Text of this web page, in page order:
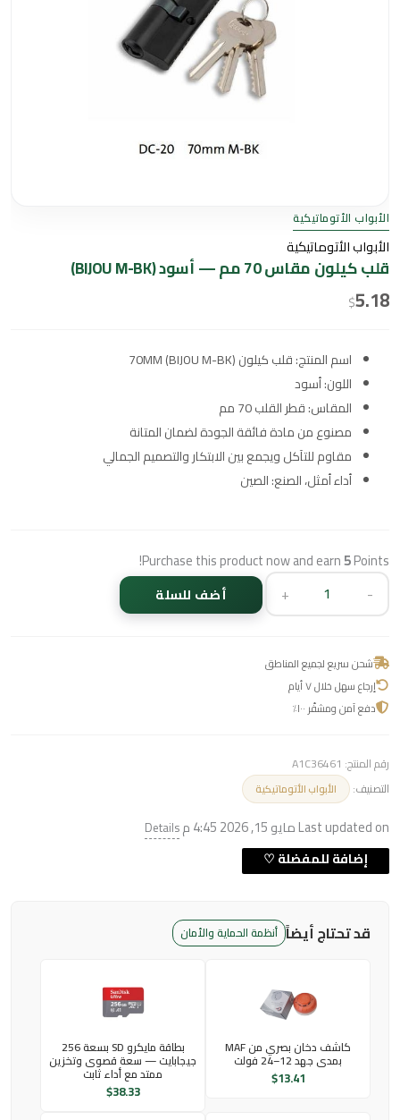
الأبواب الأتوماتيكية
الأبواب الأتوماتيكية
قلب كيلون مقاس 70 مم — أسود (BIJOU M-BK)
$5.18
اسم المنتج: قلب كيلون 70MM (BIJOU M-BK)
اللون: أسود
المقاس: قطر القلب 70 مم
مصنوع من مادة فائقة الجودة لضمان المتانة
مقاوم للتآكل ويجمع بين الابتكار والتصميم الجمالي
أداء أمثل، الصنع: الصين
Purchase this product now and earn5Points!
-
+ أضف للسلة
شحن سريع لجميع المناطق
إرجاع سهل خلال ٧ أيام
دفع آمن ومشفّر ١٠٠٪
رقم المنتج: A1C36461
التصنيف:
الأبواب الأتوماتيكية
Last updated on مايو 15, 2026 4:45 م Details
قد تحتاج أيضاً أنظمة الحماية والأمان
كاشف دخان بصري من MAF
بمدى جهد 12–24 فولت
$13.41
بطاقة مايكرو SD بسعة 256
جيجابايت — سعة قصوى وتخزين
ممتد مع أداء ثابت
$38.33